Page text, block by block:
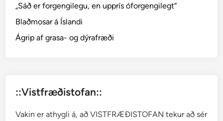
„Sáð er forgengilegu, en upprís óforgengilegt“
Blaðmosar á Íslandi
Ágrip af grasa- og dýrafræði
::Vistfræðistofan::
Vakin er athygli á, að VISTFRÆÐISTOFAN tekur að sér